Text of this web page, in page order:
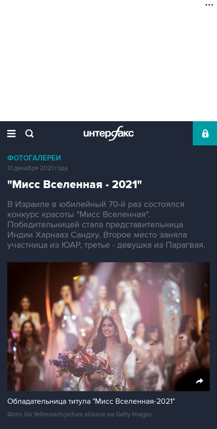
ФОТОГАЛЕРЕИ
13 декабря 2021 года
"Мисс Вселенная - 2021"
В Израиле в юбилейный 70-й раз состоялся
конкурс красоты "Мисс Вселенная".
Победительницей стала представительница
Индии Харнааз Сандху. Второе место заняла
участница из ЮАР, третье - девушка из Парагвая.
Обладательница титула "Мисс Вселенная-2021"
Фото: Ilia Yefimovich/picture alliance via Getty Images